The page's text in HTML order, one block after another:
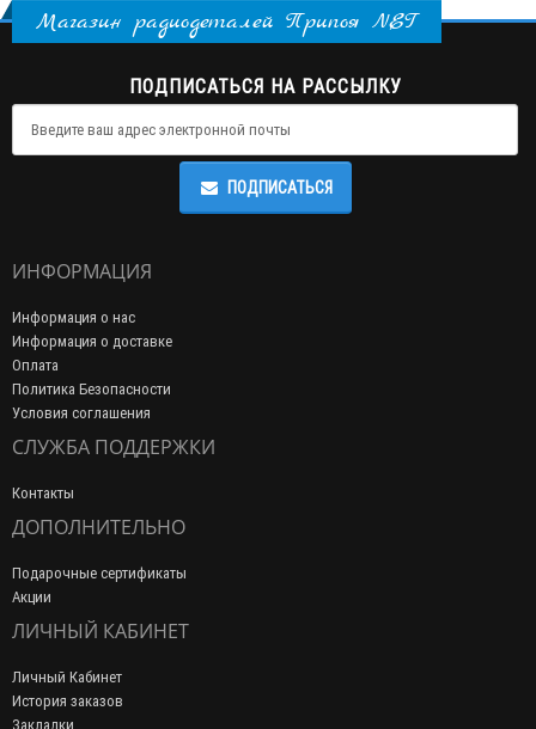
Магазин радиодеталей Припоя NET
ПОДПИСАТЬСЯ НА РАССЫЛКУ
ПОДПИСАТЬСЯ
ИНФОРМАЦИЯ
Информация о нас
Информация о доставке
Оплата
Политика Безопасности
Условия соглашения
СЛУЖБА ПОДДЕРЖКИ
Контакты
ДОПОЛНИТЕЛЬНО
Подарочные сертификаты
Акции
ЛИЧНЫЙ КАБИНЕТ
Личный Кабинет
История заказов
Закладки